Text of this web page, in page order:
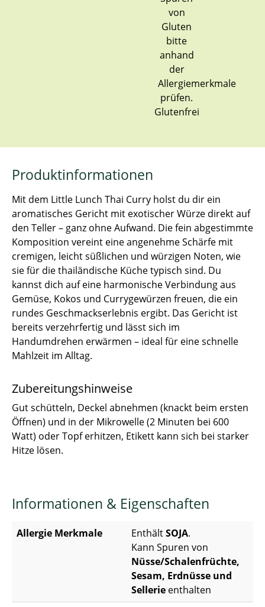
Glutenfrei
Produktinformationen
Mit dem Little Lunch Thai Curry holst du dir ein
aromatisches Gericht mit exotischer Würze direkt auf
den Teller – ganz ohne Aufwand. Die fein abgestimmte
Komposition vereint eine angenehme Schärfe mit
cremigen, leicht süßlichen und würzigen Noten, wie
sie für die thailändische Küche typisch sind. Du
kannst dich auf eine harmonische Verbindung aus
Gemüse, Kokos und Currygewürzen freuen, die ein
rundes Geschmackserlebnis ergibt. Das Gericht ist
bereits verzehrfertig und lässt sich im
Handumdrehen erwärmen – ideal für eine schnelle
Mahlzeit im Alltag.
Zubereitungshinweise
Gut schütteln, Deckel abnehmen (knackt beim ersten
Öffnen) und in der Mikrowelle (2 Minuten bei 600
Watt) oder Topf erhitzen, Etikett kann sich bei starker
Hitze lösen.
Informationen & Eigenschaften
Allergie Merkmale EnthältSOJA.
Kann Spuren von
Nüsse/Schalenfrüchte,
Sesam, Erdnüsse und
Sellerie enthalten